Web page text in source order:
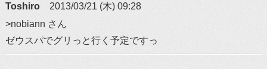
Toshiro 2013/03/21 (木) 09:28
>nobiann さん
ゼウスパでグリっと行く予定ですっ